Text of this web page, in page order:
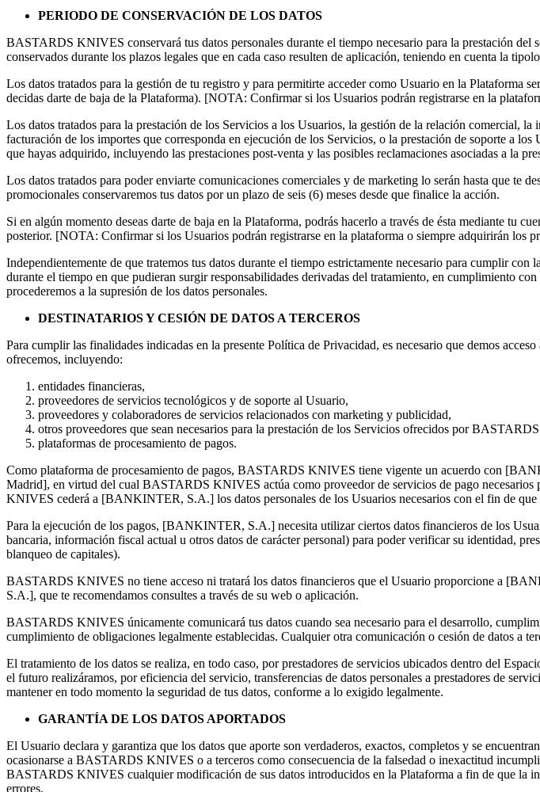
PERIODO DE CONSERVACIÓN DE LOS DATOS
BASTARDS KNIVES conservará tus datos personales durante el tiempo necesario para la prestación
conservados durante los plazos legales que en cada caso resulten de aplicación, teniendo en cuenta la
Los datos tratados para la gestión de tu registro y para permitirte acceder como Usuario en la Plataforma
decidas darte de baja de la Plataforma). [NOTA: Confirmar si los Usuarios podrán registrarse en la
Los datos tratados para la prestación de los Servicios a los Usuarios, la gestión de la relación comercial,
facturación de los importes que corresponda en ejecución de los Servicios, o la prestación de soporte a
que hayas adquirido, incluyendo las prestaciones post-venta y las posibles reclamaciones asociadas a la
Los datos tratados para poder enviarte comunicaciones comerciales y de marketing lo serán hasta que te
promocionales conservaremos tus datos por un plazo de seis (6) meses desde que finalice la acción.
Si en algún momento deseas darte de baja en la Plataforma, podrás hacerlo a través de ésta mediante
posterior. [NOTA: Confirmar si los Usuarios podrán registrarse en la plataforma o siempre adquirirán los
Independientemente de que tratemos tus datos durante el tiempo estrictamente necesario para cumplir
durante el tiempo en que pudieran surgir responsabilidades derivadas del tratamiento, en cumplimiento
procederemos a la supresión de los datos personales.
DESTINATARIOS Y CESIÓN DE DATOS A TERCEROS
Para cumplir las finalidades indicadas en la presente Política de Privacidad, es necesario que demos
ofrecemos, incluyendo:
entidades financieras,
proveedores de servicios tecnológicos y de soporte al Usuario,
proveedores y colaboradores de servicios relacionados con marketing y publicidad,
otros proveedores que sean necesarios para la prestación de los Servicios ofrecidos por
plataformas de procesamiento de pagos.
Como plataforma de procesamiento de pagos, BASTARDS KNIVES tiene vigente un acuerdo con [
Madrid], en virtud del cual BASTARDS KNIVES actúa como proveedor de servicios de pago
KNIVES cederá a [BANKINTER, S.A.] los datos personales de los Usuarios necesarios con el fin de que
Para la ejecución de los pagos, [BANKINTER, S.A.] necesita utilizar ciertos datos financieros de los
bancaria, información fiscal actual u otros datos de carácter personal) para poder verificar su identidad,
blanqueo de capitales).
BASTARDS KNIVES no tiene acceso ni tratará los datos financieros que el Usuario proporcione a [
S.A.], que te recomendamos consultes a través de su web o aplicación.
BASTARDS KNIVES únicamente comunicará tus datos cuando sea necesario para el desarrollo,
cumplimiento de obligaciones legalmente establecidas. Cualquier otra comunicación o cesión de datos a
El tratamiento de los datos se realiza, en todo caso, por prestadores de servicios ubicados dentro del
el futuro realizáramos, por eficiencia del servicio, transferencias de datos personales a prestadores de
mantener en todo momento la seguridad de tus datos, conforme a lo exigido legalmente.
GARANTÍA DE LOS DATOS APORTADOS
El Usuario declara y garantiza que los datos que aporte son verdaderos, exactos, completos y se
ocasionarse a BASTARDS KNIVES o a terceros como consecuencia de la falsedad o inexactitud
BASTARDS KNIVES cualquier modificación de sus datos introducidos en la Plataforma a fin de que la
errores.